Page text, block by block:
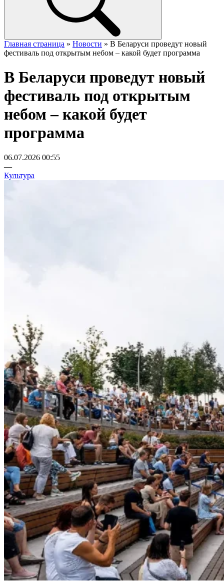
Главная страница » Новости » В Беларуси проведут новый
фестиваль под открытым небом – какой будет программа
В Беларуси проведут новый
фестиваль под открытым
небом – какой будет
программа
06.07.2026 00:55
—
Культура